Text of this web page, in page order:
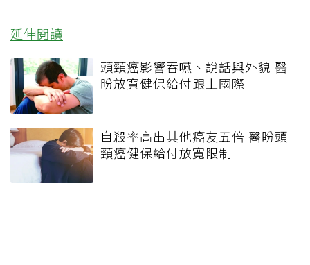
延伸閱讀
頭頸癌影響吞嚥、說話與外貌 醫
盼放寬健保給付跟上國際
自殺率高出其他癌友五倍 醫盼頭
頸癌健保給付放寬限制